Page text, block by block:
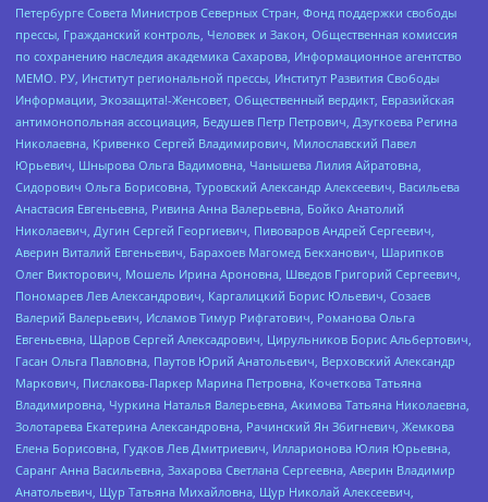
Петербурге Совета Министров Северных Стран, Фонд поддержки свободы
прессы, Гражданский контроль, Человек и Закон, Общественная комиссия
по сохранению наследия академика Сахарова, Информационное агентство
МЕМО. РУ, Институт региональной прессы, Институт Развития Свободы
Информации, Экозащита!-Женсовет, Общественный вердикт, Евразийская
антимонопольная ассоциация, Бедушев Петр Петрович, Дзугкоева Регина
Николаевна, Кривенко Сергей Владимирович, Милославский Павел
Юрьевич, Шнырова Ольга Вадимовна, Чанышева Лилия Айратовна,
Сидорович Ольга Борисовна, Туровский Александр Алексеевич, Васильева
Анастасия Евгеньевна, Ривина Анна Валерьевна, Бойко Анатолий
Николаевич, Дугин Сергей Георгиевич, Пивоваров Андрей Сергеевич,
Аверин Виталий Евгеньевич, Барахоев Магомед Бекханович, Шарипков
Олег Викторович, Мошель Ирина Ароновна, Шведов Григорий Сергеевич,
Пономарев Лев Александрович, Каргалицкий Борис Юльевич, Созаев
Валерий Валерьевич, Исламов Тимур Рифгатович, Романова Ольга
Евгеньевна, Щаров Сергей Алексадрович, Цирульников Борис Альбертович,
Гасан Ольга Павловна, Паутов Юрий Анатольевич, Верховский Александр
Маркович, Пислакова-Паркер Марина Петровна, Кочеткова Татьяна
Владимировна, Чуркина Наталья Валерьевна, Акимова Татьяна Николаевна,
Золотарева Екатерина Александровна, Рачинский Ян Збигневич, Жемкова
Елена Борисовна, Гудков Лев Дмитриевич, Илларионова Юлия Юрьевна,
Саранг Анна Васильевна, Захарова Светлана Сергеевна, Аверин Владимир
Анатольевич, Щур Татьяна Михайловна, Щур Николай Алексеевич,